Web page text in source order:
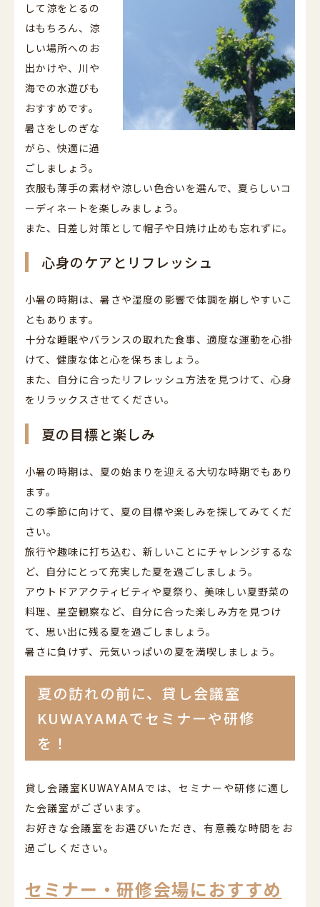
して涼をとるの
はもちろん、涼
しい場所へのお
出かけや、川や
海での水遊びも
おすすめです。
暑さをしのぎな
がら、快適に過
ごしましょう。
衣服も薄手の素材や涼しい色合いを選んで、夏らしいコ
ーディネートを楽しみましょう。
また、日差し対策として帽子や日焼け止めも忘れずに。
心身のケアとリフレッシュ
小暑の時期は、暑さや湿度の影響で体調を崩しやすいこ
ともあります。
十分な睡眠やバランスの取れた食事、適度な運動を心掛
けて、健康な体と心を保ちましょう。
また、自分に合ったリフレッシュ方法を見つけて、心身
をリラックスさせてください。
夏の目標と楽しみ
小暑の時期は、夏の始まりを迎える大切な時期でもあり
ます。
この季節に向けて、夏の目標や楽しみを探してみてくだ
さい。
旅行や趣味に打ち込む、新しいことにチャレンジするな
ど、自分にとって充実した夏を過ごしましょう。
アウトドアアクティビティや夏祭り、美味しい夏野菜の
料理、星空観察など、自分に合った楽しみ方を見つけ
て、思い出に残る夏を過ごしましょう。
暑さに負けず、元気いっぱいの夏を満喫しましょう。
夏の訪れの前に、貸し会議室
KUWAYAMAでセミナーや研修
を！
貸し会議室KUWAYAMAでは、セミナーや研修に適し
た会議室がございます。
お好きな会議室をお選びいただき、有意義な時間をお
過ごしください。
セミナー・研修会場におすすめ